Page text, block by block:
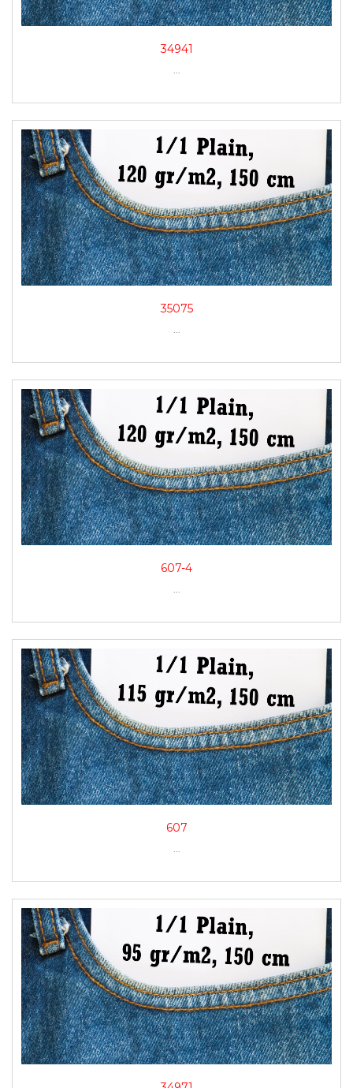
34941
...
35075
...
607-4
...
607
...